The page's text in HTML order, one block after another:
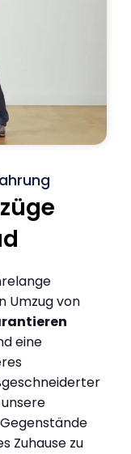
Umzug von
eine
Zuhause zu